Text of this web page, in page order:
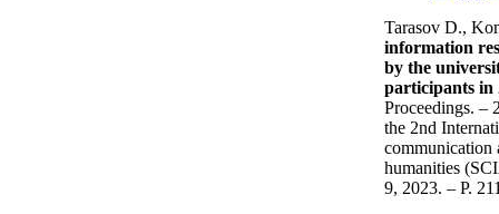
Tarasov D.,
information
by the
participants in
Proceedings. –
the 2nd
humanities
9, 2023. – P.